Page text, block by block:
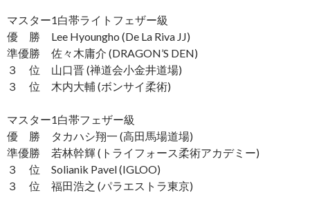
マスター1白帯ライトフェザー級
優 勝 Lee Hyoungho (De La Riva JJ)
準優勝 佐々木庸介 (DRAGON’S DEN)
３ 位 山口晋 (禅道会小金井道場)
３ 位 木内大輔 (ボンサイ柔術)
マスター1白帯フェザー級
優 勝 タカハシ翔一 (高田馬場道場)
準優勝 若林幹輝 (トライフォース柔術アカデミー)
３ 位 Solianik Pavel (IGLOO)
３ 位 福田浩之 (パラエストラ東京)